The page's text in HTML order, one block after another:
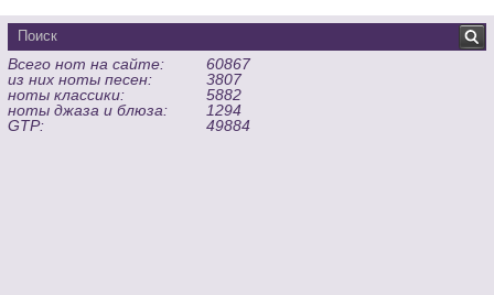
Всего нот на сайте:
60867
из них ноты песен:
3807
ноты классики:
5882
ноты джаза и блюза:
1294
GTP:
49884